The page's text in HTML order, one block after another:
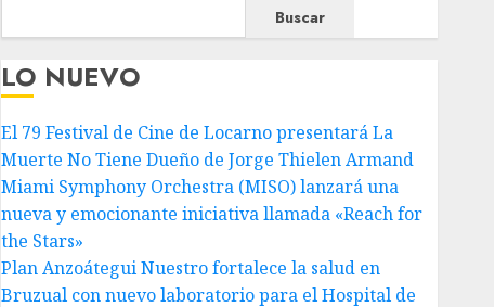
Buscar
LO NUEVO
El 79 Festival de Cine de Locarno presentará La
Muerte No Tiene Dueño de Jorge Thielen Armand
Miami Symphony Orchestra (MISO) lanzará una
nueva y emocionante iniciativa llamada «Reach for
the Stars»
Plan Anzoátegui Nuestro fortalece la salud en
Bruzual con nuevo laboratorio para el Hospital de